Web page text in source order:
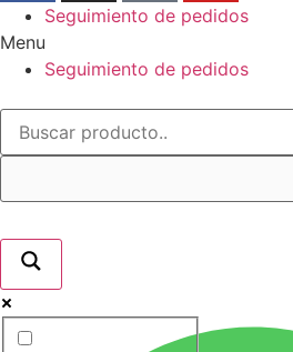
Seguimiento de pedidos
Menu
Seguimiento de pedidos